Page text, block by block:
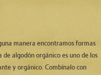
manera encontramos formas
algodón orgánico es uno de los
y orgánico. Combínalo con